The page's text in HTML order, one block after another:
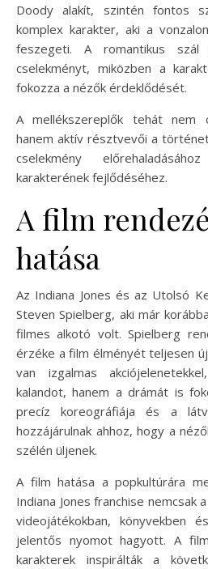
Doody alakít, szintén fontos
komplex karakter, aki a
feszegeti. A romantikus
cselekményt, miközben a
fokozza a nézők érdeklődését.
A mellékszereplők tehát nem
hanem aktív résztvevői a
cselekmény
karakterének fejlődéséhez.
A film
hatása
Az Indiana Jones és az Utolsó
Steven Spielberg, aki már
filmes alkotó volt. Spielberg
érzéke a film élményét teljesen
van izgalmas
kalandot, hanem a drámát is
precíz koreográfiája és a
hozzájárulnak ahhoz, hogy a
szélén üljenek.
A film hatása a popkultúrára
Indiana Jones franchise nemcsak
videojátékokban, könyvekben
jelentős nyomot hagyott. A
karakterek inspirálták a